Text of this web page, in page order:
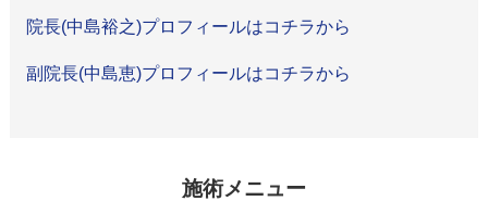
院長(中島裕之)プロフィールはコチラから
副院長(中島恵)プロフィールはコチラから
施術メニュー